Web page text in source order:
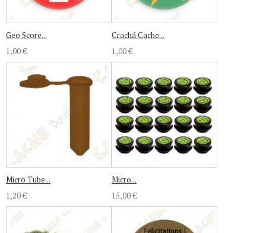
Geo Score...
1,00 €
Crachá Cache...
1,00 €
Micro Tube...
1,20 €
Micro...
15,00 €